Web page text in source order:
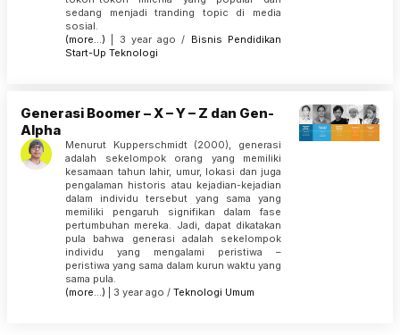
sedang menjadi tranding topic di media
sosial.
(more…) | 3 year ago / Bisnis Pendidikan
Start-Up Teknologi
Generasi Boomer – X – Y – Z dan Gen-
Alpha
Menurut Kupperschmidt (2000), generasi
adalah sekelompok orang yang memiliki
kesamaan tahun lahir, umur, lokasi dan juga
pengalaman historis atau kejadian-kejadian
dalam individu tersebut yang sama yang
memiliki pengaruh signifikan dalam fase
pertumbuhan mereka. Jadi, dapat dikatakan
pula bahwa generasi adalah sekelompok
individu yang mengalami peristiwa –
peristiwa yang sama dalam kurun waktu yang
sama pula.
(more…) | 3 year ago / Teknologi Umum